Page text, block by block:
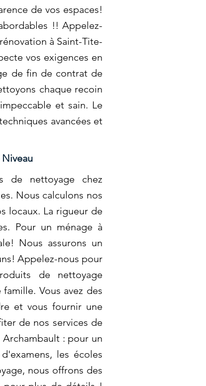
de vos espaces!
!! Appelez-
à Saint-Tite-
vos exigences en
de fin de contrat de
chaque recoin
et sain. Le
avancées et
de nettoyage chez
Nous calculons nos
locaux. La rigueur de
Pour un ménage à
Nous assurons un
Appelez-nous pour
de nettoyage
Vous avez des
et vous fournir une
de nos services de
: pour un
les écoles
nous offrons des